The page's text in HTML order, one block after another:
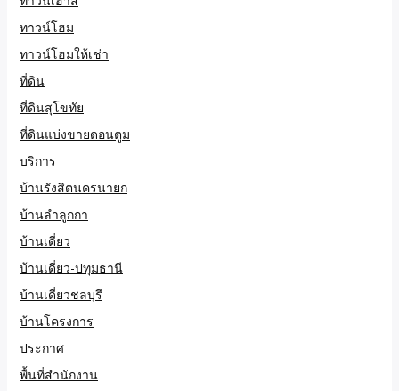
ทาวน์โฮม
ทาวน์โฮมให้เช่า
ที่ดิน
ที่ดินสุโขทัย
ที่ดินแบ่งขายดอนตูม
บริการ
บ้านรังสิตนครนายก
บ้านลำลูกกา
บ้านเดี่ยว
บ้านเดี่ยว-ปทุมธานี
บ้านเดี่ยวชลบุรี
บ้านโครงการ
ประกาศ
พื้นที่สำนักงาน